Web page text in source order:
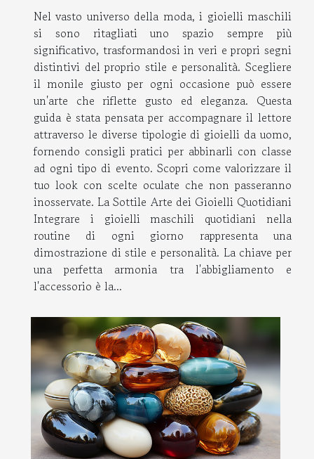
Nel vasto universo della moda, i gioielli maschili
si sono ritagliati uno spazio sempre più
significativo, trasformandosi in veri e propri segni
distintivi del proprio stile e personalità. Scegliere
il monile giusto per ogni occasione può essere
un'arte che riflette gusto ed eleganza. Questa
guida è stata pensata per accompagnare il lettore
attraverso le diverse tipologie di gioielli da uomo,
fornendo consigli pratici per abbinarli con classe
ad ogni tipo di evento. Scopri come valorizzare il
tuo look con scelte oculate che non passeranno
inosservate. La Sottile Arte dei Gioielli Quotidiani
Integrare i gioielli maschili quotidiani nella
routine di ogni giorno rappresenta una
dimostrazione di stile e personalità. La chiave per
una perfetta armonia tra l'abbigliamento e
l'accessorio è la...